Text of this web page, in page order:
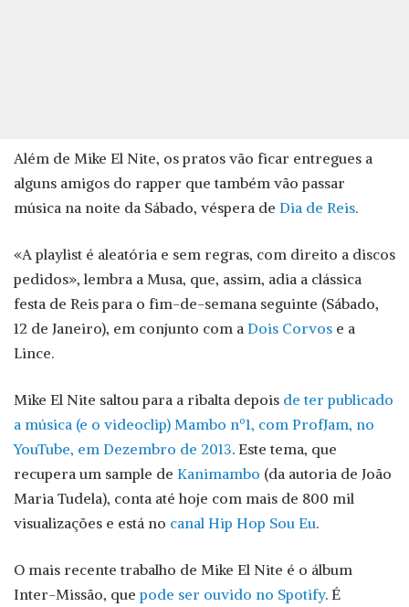
Além de Mike El Nite, os pratos vão ficar entregues a
alguns amigos do rapper que também vão passar
música na noite da Sábado, véspera de Dia de Reis.
«A playlist é aleatória e sem regras, com direito a discos
pedidos», lembra a Musa, que, assim, adia a clássica
festa de Reis para o fim-de-semana seguinte (Sábado,
12 de Janeiro), em conjunto com a Dois Corvos e a
Lince.
Mike El Nite saltou para a ribalta depois de ter publicado
a música (e o videoclip) Mambo nº1, com ProfJam, no
YouTube, em Dezembro de 2013. Este tema, que
recupera um sample de Kanimambo (da autoria de João
Maria Tudela), conta até hoje com mais de 800 mil
visualizações e está no canal Hip Hop Sou Eu.
O mais recente trabalho de Mike El Nite é o álbum
Inter-Missão, quepode ser ouvido no Spotify. É